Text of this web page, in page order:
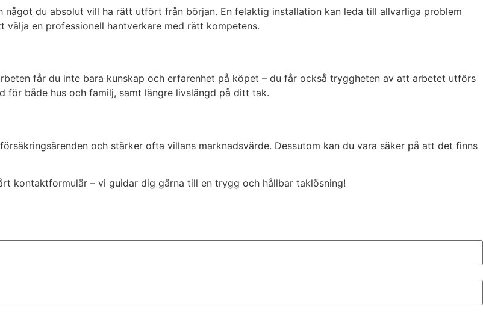
du absolut vill ha rätt utfört från början. En felaktig installation kan leda till allvarliga problem
en professionell hantverkare med rätt kompetens.
får du inte bara kunskap och erfarenhet på köpet – du får också tryggheten av att arbetet utförs
för både hus och familj, samt längre livslängd på ditt tak.
och stärker ofta villans marknadsvärde. Dessutom kan du vara säker på att det finns
kontaktformulär – vi guidar dig gärna till en trygg och hållbar taklösning!